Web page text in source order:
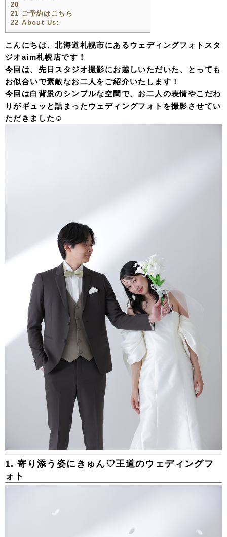
20
21 ご予約はこちら
22 About Us:
こんにちは、北海道札幌市にあるウェディングフォトスタ
ジオaim札幌店です！
今回は、先日スタジオ撮影にお越しいただいた、とっても
お似合いで素敵なお二人をご紹介いたします！
今回は白背景のシンプルな空間で、お二人の表情やこだわ
りがギュッと詰まったウェディングフォトを撮影させてい
ただきました☺️
1. 寄り添う姿にきゅん♡王道のウェディングフ
ォト